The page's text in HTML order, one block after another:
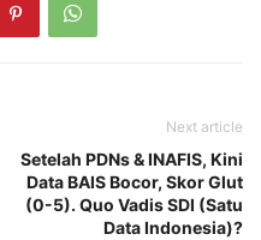
Next article
Setelah PDNs & INAFIS, Kini
Data BAIS Bocor, Skor Glut
(0-5). Quo Vadis SDI (Satu
Data Indonesia)?